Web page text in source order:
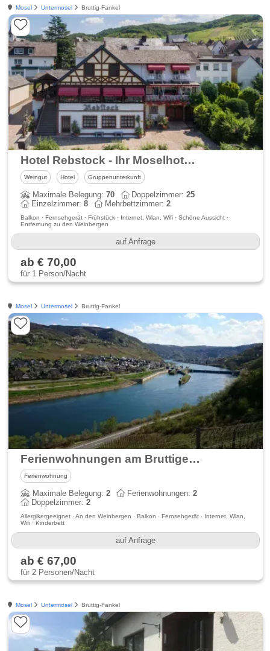
Mosel Untermosel Bruttig-Fankel
Hotel Rebstock - Ihr Moselhotel zwischen Cochem und Beilstein
Weingut Hotel Gruppenunterkunft
Maximale Belegung:70 Doppelzimmer:25
Einzelzimmer:8 Mehrbettzimmer:2
Balkon · Fernsehgerät · Frühstück · Internet, Wlan, Wifi · Schöne Aussicht ·
Entfernung zu den Weinbergen
auf Anfrage
ab € 70,00
für 1 Person/Nacht
Mosel Untermosel Bruttig-Fankel
Ferienwohnungen am Bruttiger Moselsteig
Ferienwohnung
Maximale Belegung:2 Ferienwohnungen:2
Doppelzimmer:2
Allergikergeeignet · An den Weinbergen · Balkon · Fernsehgerät · Internet, Wlan,
Wifi · Kinderbett
auf Anfrage
ab € 67,00
für 2 Personen/Nacht
Mosel Untermosel Bruttig-Fankel